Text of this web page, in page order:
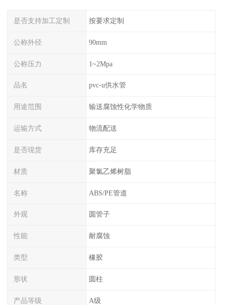
是否支持加工定制 按要求定制
公称外径 90mm
公称压力 1~2Mpa
品名 pvc-u供水管
用途范围 输送腐蚀性化学物质
运输方式 物流配送
是否现货 库存充足
材质 聚氯乙烯树脂
名称 ABS/PE管道
外观 圆管子
性能 耐腐蚀
类型 橡胶
形状 圆柱
产品等级 A级